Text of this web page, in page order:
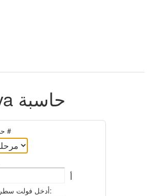
أمبير إلى va حاسبة
حدد المرحلة #
أدخل فولت سطر إلى سطر: